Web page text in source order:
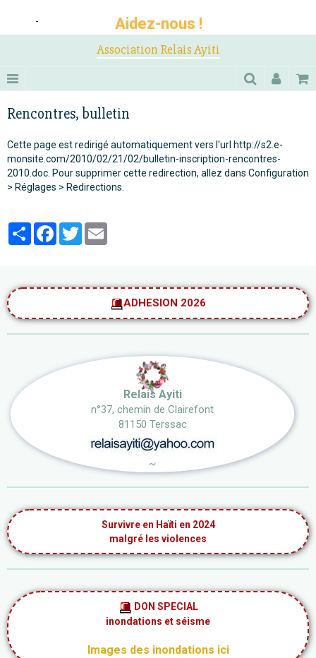
Aidez-nous !
-
Association Relais Ayiti
Rencontres, bulletin
Cette page est redirigé automatiquement vers l'url http://s2.e-
monsite.com/2010/02/21/02/bulletin-inscription-rencontres-
2010.doc. Pour supprimer cette redirection, allez dans Configuration
> Réglages > Redirections.
PartagerFacebook
Twitter
ADHESION 2026
Relais Ayiti
n°37, chemin de Clairefont
81150 Terssac
~
Survivre en Haïti en 2024
malgré les violences
DON SPECIAL
inondations et séisme
Images des inondations ici